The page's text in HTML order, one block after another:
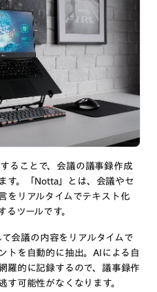
ることで、会議の議事録作成
す。「Notta」とは、会議やセ
をリアルタイムでテキスト化
るツールです。
会議の内容をリアルタイムで
トを自動的に抽出。AIによる自
羅的に記録するので、議事録作
す可能性がなくなります。